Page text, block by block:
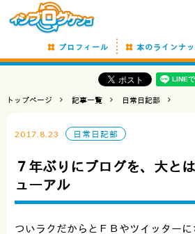
プロフィール 本のラインナ
トップページ 記事一覧 日常日記部
2017.8.23 日常日記部
７年ぶりにブログを、大と
ューアル
ついラクだからとＦＢやツイッター